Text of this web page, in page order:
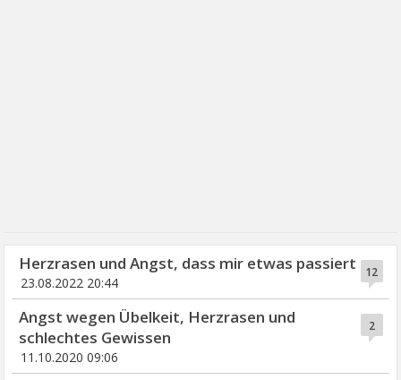
12
Herzrasen und Angst, dass mir etwas passiert
23.08.2022 20:44
2
Angst wegen Übelkeit, Herzrasen und
schlechtes Gewissen
11.10.2020 09:06